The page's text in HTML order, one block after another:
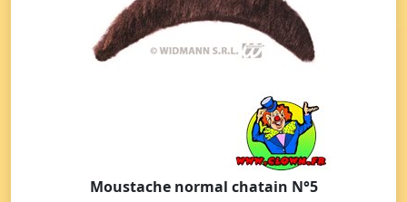
Moustache normal chatain N°5